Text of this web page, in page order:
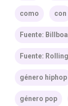
como con
Fuente:
Fuente:
género hiphop
género pop